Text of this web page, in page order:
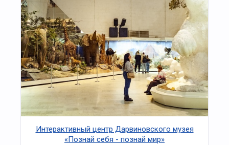
Интерактивный центр Дарвиновского музея
«Познай себя - познай мир»